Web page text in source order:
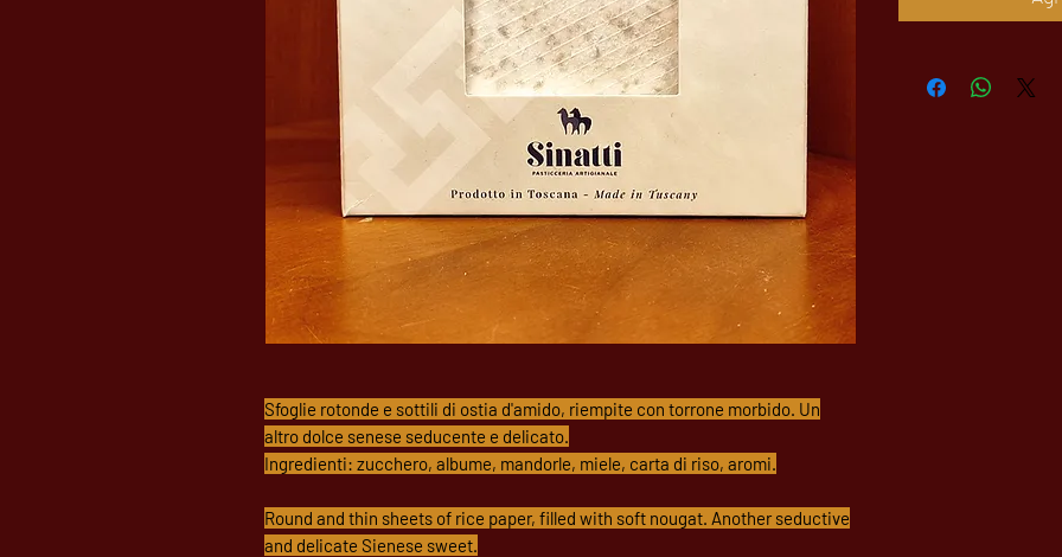
Sfoglie rotonde e sottili di ostia d'amido, riempite con torrone morbido. Un
altro dolce senese seducente e delicato.
Ingredienti: zucchero, albume, mandorle, miele, carta di riso, aromi.
Round and thin sheets of rice paper, filled with soft nougat. Another seductive
and delicate Sienese sweet.